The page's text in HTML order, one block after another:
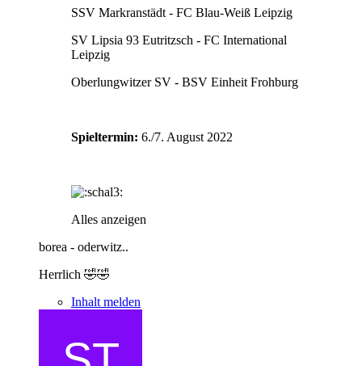
SSV Markranstädt - FC Blau-Weiß Leipzig
SV Lipsia 93 Eutritzsch - FC International
Leipzig
Oberlungwitzer SV - BSV Einheit Frohburg
Spieltermin: 6./7. August 2022
Alles anzeigen
borea - oderwitz..
Herrlich 🤣🤣
Inhalt melden